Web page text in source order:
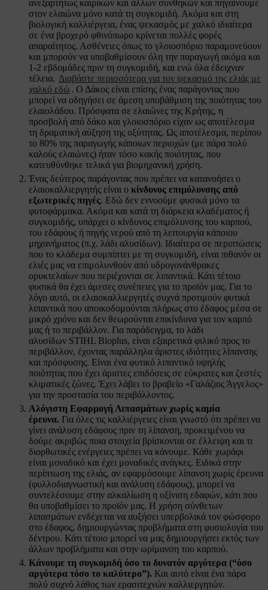
ανεξαρτήτως καιρικών και άλλων συνθηκών και πηγαίνουμε
στον ελαιώνα μόνο κατά τη συγκομιδή. Ακόμα και στη
βιολογική καλλιέργεια, ένας ψεκασμός με χαλκό ιδιαίτερα
σε ένα βροχερό φθινόπωρο κρίνεται πολλές φορές
απαραίτητος. Ασθένειες όπως το γλοιοσπόριο παραμονεύουν
και μπορούν να υποβαθμίσουν όλη την παραγωγή ακόμα και
1-2 εβδομάδες πριν τη συγκομιδή, και ενώ όλα έδειχναν
τέλεια. Διαβάστε περισσότερα για τον ψεκασμό της ελιάς με
χαλκό εδώ . Ο Δάκος είναι επίσης ένας παράγοντας που
μπορεί να οδηγήσει σε άμεση υποβάθμιση της ποιότητας του
ελαιολάδου. Πρόσφατα σε ελαιώνες της Κρήτης, η
προσβολή από δάκο και γλοιοσπόριο είχαν ως αποτέλεσμα
τη δραματική αύξηση της οξύτητας. Ως αποτέλεσμα, περίπου
το 80% της παραγωγής κάποιων περιοχών (με πάρα πολύ
καλούς ελαιώνες) ήταν τόσο κακής ποιότητας, που
κατευθύνθηκε τελικά για βιομηχανική χρήση.
Ένας δεύτερος παράγοντας που πρέπει να κατανοήσει ο
ελαιοκαλλιεργητής είναι ο κίνδυνος επιμόλυνσης από
εξωτερικές πηγές. Εδώ δεν εννοούμε φυσικά μόνο τα
φυτοφάρμακα. Ακόμα και κατά τη διάρκεια κλαδέματος ή
συγκομιδής, υπάρχει ο κίνδυνος επιμόλυνσης του καρπού,
του εδάφους ή πηγής νερού από τη λειτουργία κάποιου
μηχανήματος (π.χ. λάδι αλυσίδων). Ιδιαίτερα σε περιπτώσεις
που το κλάδεμα συμπίπτει με τη συγκομιδή, είναι πιθανόν οι
ελιές μας να επιμολυνθούν από υδρογονάνθρακες
ορυκτελαίων που περιέχονται σε λιπαντικά. Κάτι τέτοιο
φυσικά θα έχει άμεσες συνέπειες για το προϊόν μας. Για το
λόγο αυτό, οι ελαιοκαλλιεργητές συχνά προτιμούν φυτικά
λιπαντικά που αποικοδομούνται πλήρως στο έδαφος μέσα σε
μικρό χρόνο και δεν θεωρούνται επικίνδυνα για τον καρπό
μας ή το περιβάλλον. Για παράδειγμα, το λάδι
αλυσίδων STIHL Bioplus, είναι εξαιρετικά φιλικό προς το
περιβάλλον, έχοντας παράλληλα άριστες ιδιότητες λίπανσης
και πρόσφυσης. Είναι ένα φυτικό λιπαντικό υψηλής
ποιότητας που έχει άριστες επιδόσεις σε εύκρατες και ζεστές
κλιματικές ζώνες. Έχει λάβει το βραβείο «Γαλάζιος Άγγελος»
για την προστασία του περιβάλλοντος.
Αλόγιστη Εφαρμογή Λιπασμάτων χωρίς καμία
έρευνα. Για όλες τις καλλιέργειες είναι γνωστό ότι πρέπει να
γίνει ανάλυση εδάφους πριν τη λίπανση, προκειμένου να
δούμε ακριβώς ποια στοιχεία βρίσκονται σε έλλειψη και τι
διορθωτικές ενέργειες πρέπει να κάνουμε. Κάθε χωράφι
είναι μοναδικό και έχει μοναδικές ανάγκες. Ειδικά στην
περίπτωση της ελιάς, αν εφαρμόσουμε λίπανση χωρίς έρευνα
(φυλλοδιαγνωστική και ανάλυση εδάφους), μπορεί να
συντελέσουμε στην αλκαλίωση η οξίνιση εδαφών, κάτι που
θα υποβαθμίσει το προϊόν μας. Η χρήση σύνθετων
λιπασµάτων ενδέχεται να αυξήσει υπερβολικά τον φώσφορο
στο έδαφος, δηµιουργώντας προβλήµατα στη φυσιολογία του
δέντρου. Κάτι τέτοιο μπορεί να μας δημιουργήσει εκτός των
άλλων προβλήματα και στην ωρίμανση του καρπού.
Κάνουμε τη συγκομιδή όσο το δυνατόν αργότερα (“όσο
αργότερα τόσο το καλύτερο”). Και αυτό είναι ένα πάρα
πολύ συχνό λάθος των ερασιτεχνών καλλιεργητών.